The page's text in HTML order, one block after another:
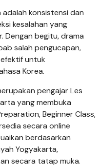
konsistensi dan
kesalahan yang
Dengan begitu, drama
salah pengucapan,
untuk
Korea.
pengajar Les
yang membuka
Beginner Class,
secara online
berdasarkan
Yogyakarta,
secara tatap muka.